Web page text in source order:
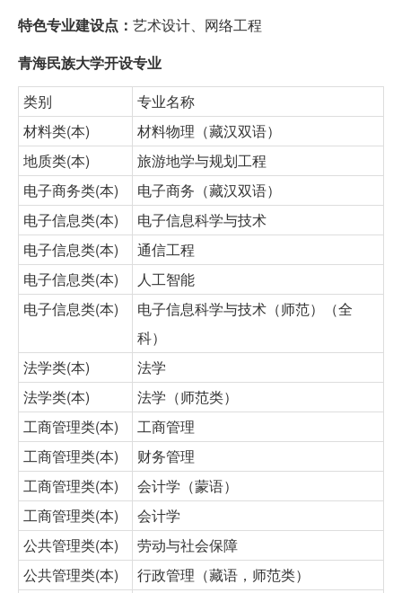
特色专业建设点： 艺术设计、网络工程
青海民族大学开设专业
类别
专业名称
材料类(本)
材料物理（藏汉双语）
地质类(本)
旅游地学与规划工程
电子商务类(本)
电子商务（藏汉双语）
电子信息类(本)
电子信息科学与技术
电子信息类(本)
通信工程
电子信息类(本)
人工智能
电子信息类(本)
电子信息科学与技术（师范）（全
科）
法学类(本)
法学
法学类(本)
法学（师范类）
工商管理类(本)
工商管理
工商管理类(本)
财务管理
工商管理类(本)
会计学（蒙语）
工商管理类(本)
会计学
公共管理类(本)
劳动与社会保障
公共管理类(本)
行政管理（藏语，师范类）